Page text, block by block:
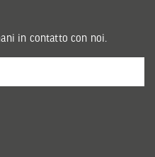
in contatto con noi.